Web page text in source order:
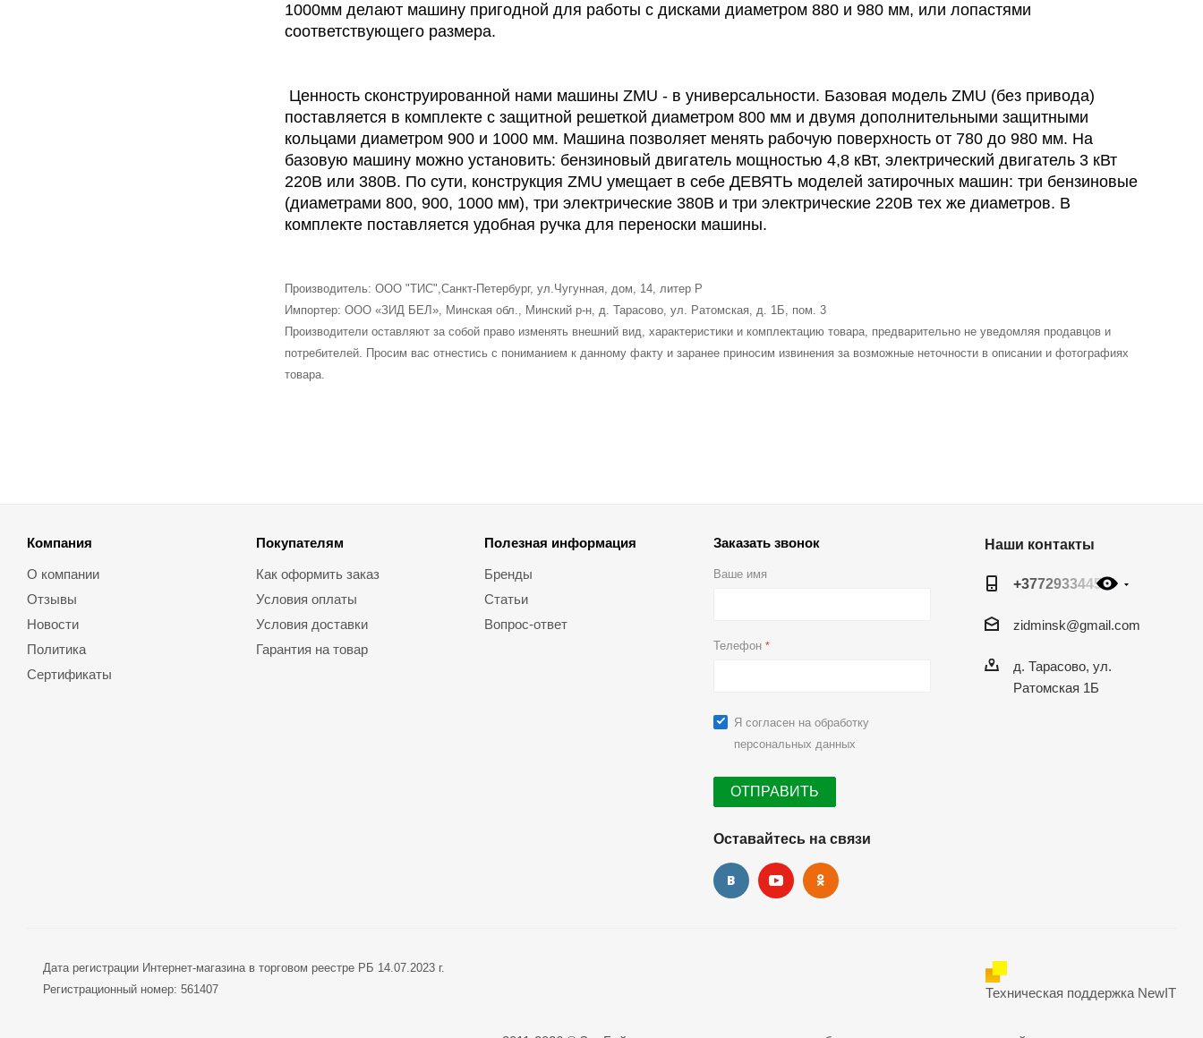
1000мм делают машину пригодной для работы с дисками диаметром 880 и 980 мм, или лопастями
соответствующего размера.
Ценность сконструированной нами машины ZMU - в универсальности. Базовая модель ZMU (без привода)
поставляется в комплекте с защитной решеткой диаметром 800 мм и двумя дополнительными защитными
кольцами диаметром 900 и 1000 мм. Машина позволяет менять рабочую поверхность от 780 до 980 мм. На
базовую машину можно установить: бензиновый двигатель мощностью 4,8 кВт, электрический двигатель 3 кВт
220В или 380В. По сути, конструкция ZMU умещает в себе ДЕВЯТЬ моделей затирочных машин: три бензиновые
(диаметрами 800, 900, 1000 мм), три электрические 380В и три электрические 220В тех же диаметров. В
комплекте поставляется удобная ручка для переноски машины.
Производитель: ООО "ТИС",Санкт-Петербург, ул.Чугунная, дом, 14, литер Р
Импортер: ООО «ЗИД БЕЛ», Минская обл., Минский р-н, д. Тарасово, ул. Ратомская, д. 1Б, пом. 3
Производители оставляют за собой право изменять внешний вид, характеристики и комплектацию товара, предварительно не уведомляя продавцов и
потребителей. Просим вас отнестись с пониманием к данному факту и заранее приносим извинения за возможные неточности в описании и фотографиях
товара.
Компания
О компании
Отзывы
Новости
Политика
Сертификаты
Покупателям
Как оформить заказ
Условия оплаты
Условия доставки
Гарантия на товар
Полезная информация
Бренды
Статьи
Вопрос-ответ
Заказать звонок
Ваше имя
Телефон *
Я согласен на обработку
персональных данных
Оставайтесь на связи
Наши контакты
+377293344565
zidminsk@gmail.com
д. Тарасово, ул.
Ратомская 1Б
Дата регистрации Интернет-магазина в торговом реестре РБ 14.07.2023 г.
Регистрационный номер: 561407
Техническая поддержка NewIT